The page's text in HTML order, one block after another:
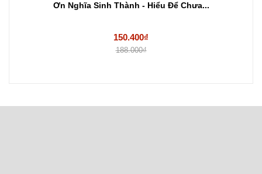
Ơn Nghĩa Sinh Thành - Hiểu Để Chưa...
150.400₫
188.000₫